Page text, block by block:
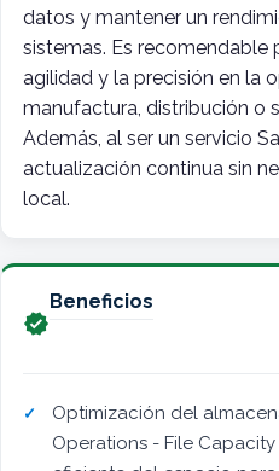
datos y mantener un
sistemas. Es recomendable
agilidad y la precisión en la
manufactura, distribución o
Además, al ser un servicio
actualización continua sin
local.

Beneficios
Optimización del
Operations - File